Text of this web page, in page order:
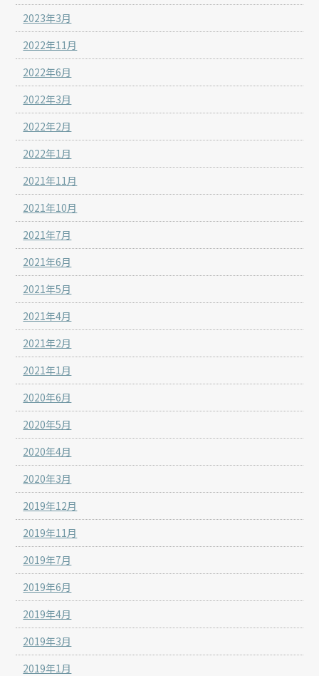
2023年3月
2022年11月
2022年6月
2022年3月
2022年2月
2022年1月
2021年11月
2021年10月
2021年7月
2021年6月
2021年5月
2021年4月
2021年2月
2021年1月
2020年6月
2020年5月
2020年4月
2020年3月
2019年12月
2019年11月
2019年7月
2019年6月
2019年4月
2019年3月
2019年1月